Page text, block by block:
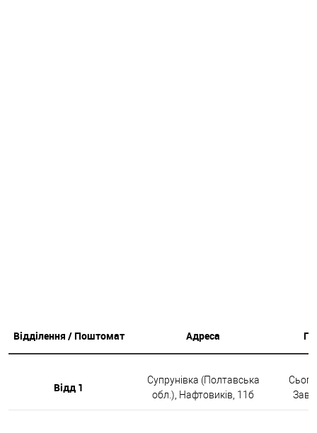
Відділення / Поштомат Адреса
Відд 1
Супрунівка (Полтавська
обл.), Нафтовиків, 11б